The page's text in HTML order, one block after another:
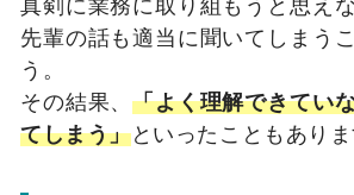
先輩の話も適当に聞いてしまう
う。
その結果、「よく理解できてい
てしまう」といったこともありま